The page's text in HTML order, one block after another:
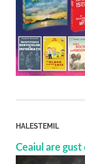
HALESTEMIL
Ceaiul are gust